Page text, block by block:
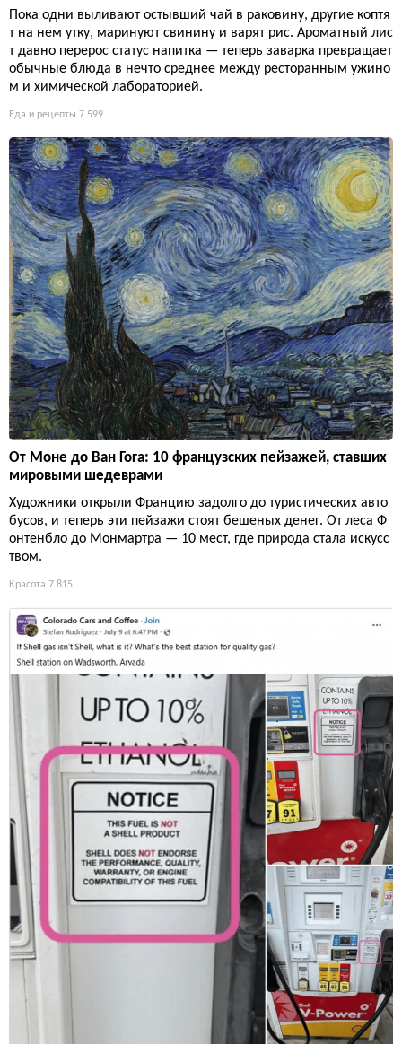
Пока одни выливают остывший чай в раковину, другие коптя
т на нем утку, маринуют свинину и варят рис. Ароматный лис
т давно перерос статус напитка — теперь заварка превращает
обычные блюда в нечто среднее между ресторанным ужино
м и химической лабораторией.
Еда и рецепты 7 599
От Моне до Ван Гога: 10 французских пейзажей, ставших
мировыми шедеврами
Художники открыли Францию задолго до туристических авто
бусов, и теперь эти пейзажи стоят бешеных денег. От леса Ф
онтенбло до Монмартра — 10 мест, где природа стала искусс
твом.
Красота 7 815